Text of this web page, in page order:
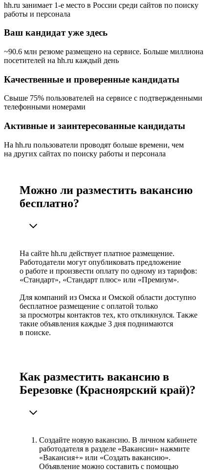
hh.ru занимает 1-е место в России среди сайтов по поиску
работы и персонала
Ваш кандидат уже здесь
~90.6 млн резюме размещено на сервисе. Больше миллиона
посетителей на hh.ru каждый день
Качественные и проверенные кандидаты
Свыше 75% пользователей на сервисе с подтвержденными
телефонными номерами
Активные и заинтересованные кандидаты
На hh.ru пользователи проводят больше времени, чем
на других сайтах по поиску работы и персонала
Можно ли разместить вакансию
бесплатно?
На сайте hh.ru действует платное размещение.
Работодатели могут опубликовать предложение
о работе и произвести оплату по одному из тарифов:
«Стандарт», «Стандарт плюс» или «Премиум».
Для компаний из Омска и Омской области доступно
бесплатное размещение с оплатой только
за просмотры контактов тех, кто откликнулся. Также
такие объявления каждые 3 дня поднимаются
в поиске.
Как разместить вакансию в
Березовке (Красноярский край)?
Создайте новую вакансию. В личном кабинете
работодателя в разделе «Вакансии» нажмите
«Вакансия+» или «Создать вакансию».
Объявление можно составить с помощью